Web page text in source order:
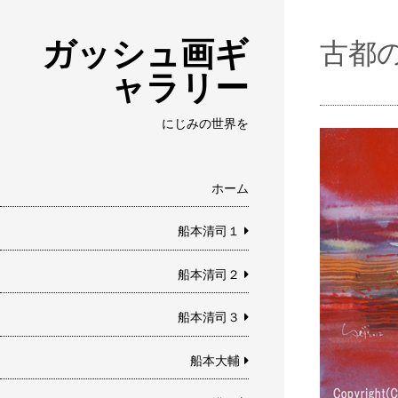
ガッシュ画ギ
ャラリー
にじみの世界を
ホーム
船本清司１
船本清司２
船本清司３
船本大輔
古都